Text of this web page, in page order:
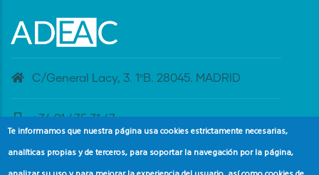
C/General Lacy, 3. 1ºB. 28045. MADRID
+34 91 435 31 47
banderaazul@adeac.es
Te informamos que nuestra página usa cookies estrictamente necesarias,
analíticas propias y de terceros, para soportar la navegación por la página,